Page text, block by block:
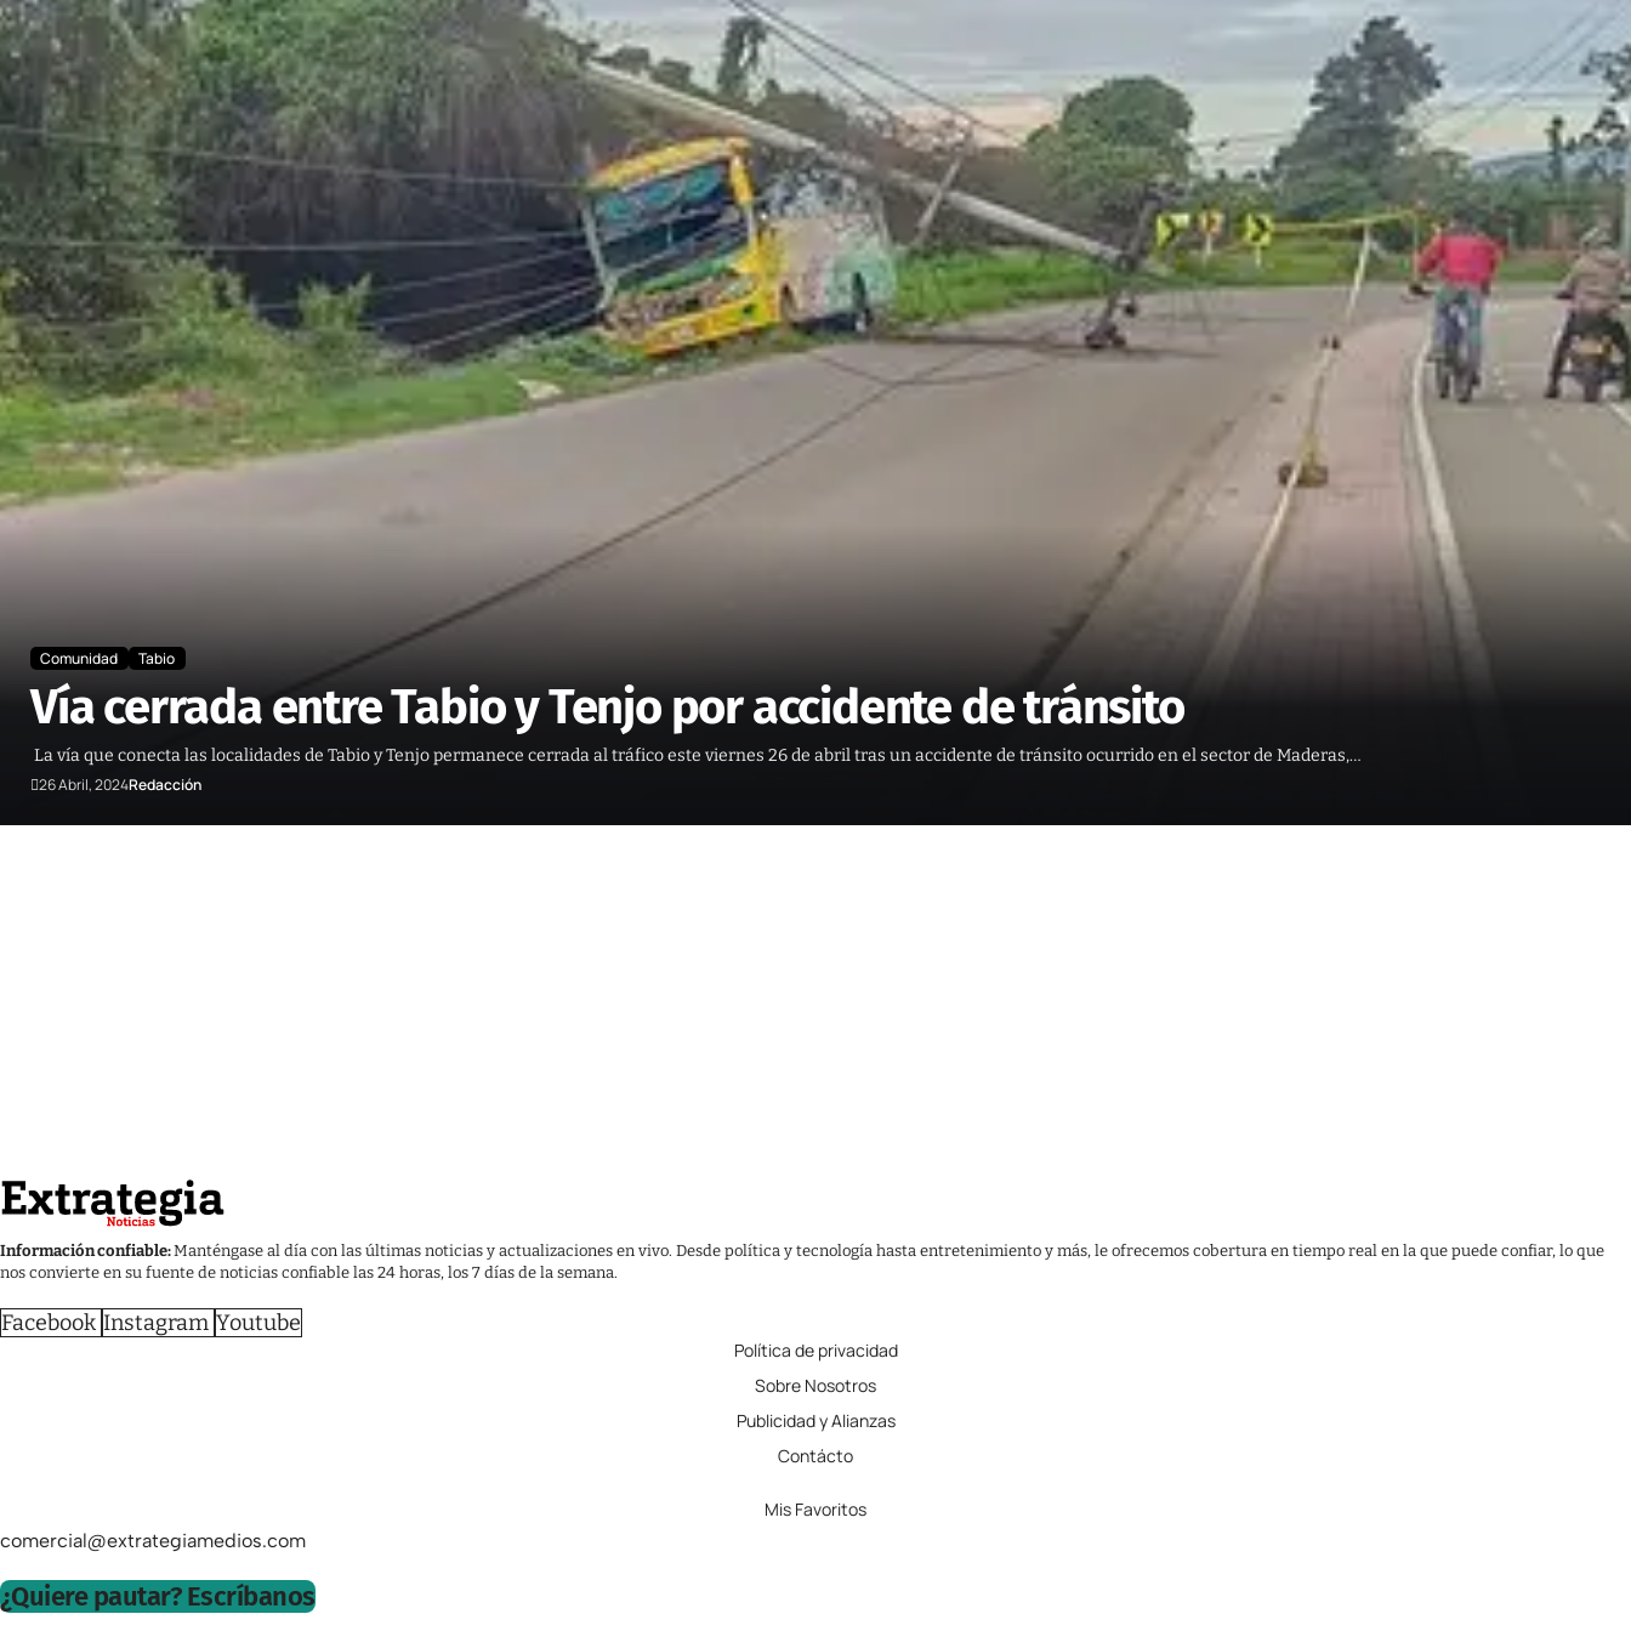
Comunidad Tabio
Vía cerrada entre Tabio y Tenjo por accidente de tránsito
La vía que conecta las localidades de Tabio y Tenjo permanece cerrada al tráfico este viernes 26 de abril tras un accidente de tránsito ocurrido en el sector de Maderas,…
26 Abril, 2024Redacción
Información confiable:Manténgase al día con las últimas noticias y actualizaciones en vivo. Desde política y tecnología hasta entretenimiento y más, le ofrecemos cobertura en tiempo real en la que puede confiar, lo que
nos convierte en su fuente de noticias confiable las 24 horas, los 7 días de la semana.
Facebook Instagram Youtube
Política de privacidad
Sobre Nosotros
Publicidad y Alianzas
Contácto
Mis Favoritos
comercial@extrategiamedios.com
¿Quiere pautar? Escríbanos